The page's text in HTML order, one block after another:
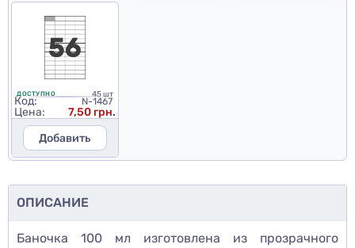
ДОСТУПНО 45 шт
Код: N-1467
Цена:
7,50 грн.
Добавить
ОПИСАНИЕ
Баночка 100 мл изготовлена из прозрачного